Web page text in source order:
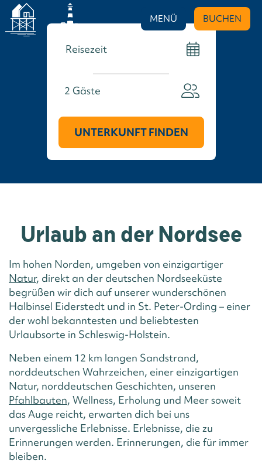
MENÜ BUCHEN
2 Gäste
UNTERKUNFT FINDEN
Urlaub an der Nordsee
Im hohen Norden, umgeben von einzigartiger
Natur, direkt an der deutschen Nordseeküste
begrüßen wir dich auf unserer wunderschönen
Halbinsel Eiderstedt und in St. Peter-Ording – einer
der wohl bekanntesten und beliebtesten
Urlaubsorte in Schleswig-Holstein.
Neben einem 12 km langen Sandstrand,
norddeutschen Wahrzeichen, einer einzigartigen
Natur, norddeutschen Geschichten, unseren
Pfahlbauten, Wellness, Erholung und Meer soweit
das Auge reicht, erwarten dich bei uns
unvergessliche Erlebnisse. Erlebnisse, die zu
Erinnerungen werden. Erinnerungen, die für immer
bleiben.